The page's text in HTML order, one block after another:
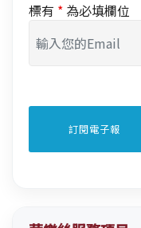
標有 * 為必填欄位